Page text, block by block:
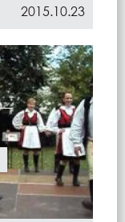
2015.10.23